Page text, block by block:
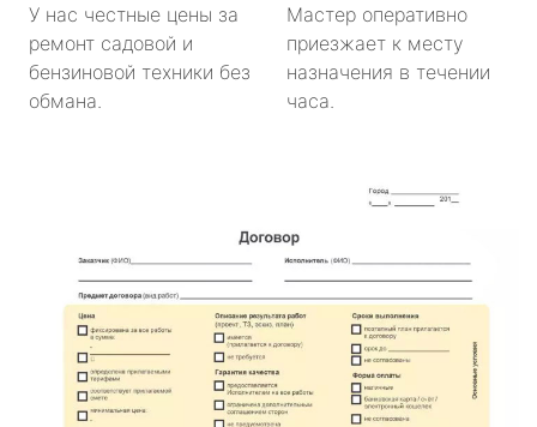
У нас честные цены за
ремонт садовой и
бензиновой техники без
обмана.
Мастер оперативно
приезжает к месту
назначения в течении
часа.